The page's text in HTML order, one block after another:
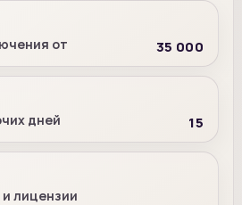
от 35 000
дней 15
лицензии